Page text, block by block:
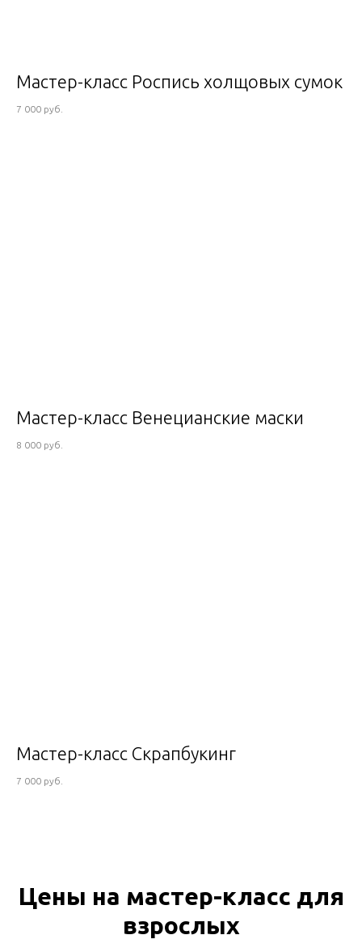
Мастер-класс Роспись холщовых сумок
7 000 руб.
Мастер-класс Венецианские маски
8 000 руб.
Мастер-класс Скрапбукинг
7 000 руб.
Цены на мастер-класс для
взрослых